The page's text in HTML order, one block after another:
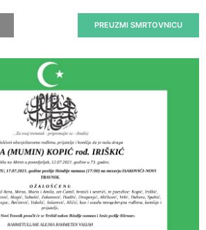
PREUZMI SMRTOVNICU